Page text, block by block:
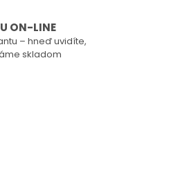
ON-LINE
– hneď uvidíte,
skladom